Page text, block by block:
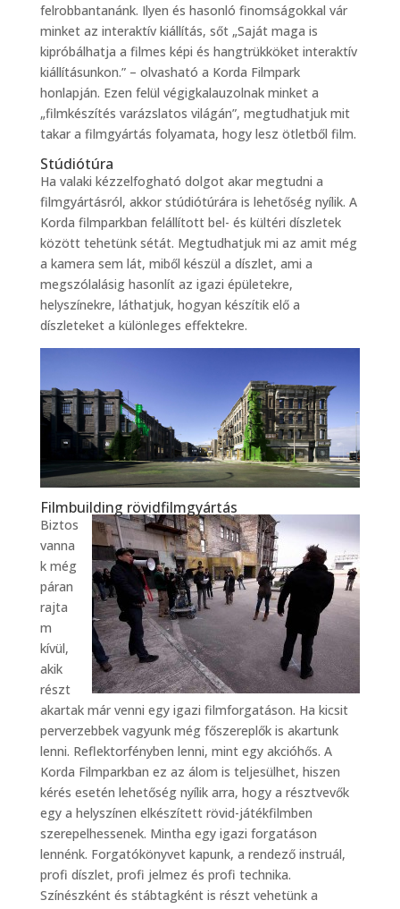
felrobbantanánk. Ilyen és hasonló finomságokkal vár
minket az interaktív kiállítás, sőt „Saját maga is
kipróbálhatja a filmes képi és hangtrükköket interaktív
kiállításunkon.” – olvasható a Korda Filmpark
honlapján. Ezen felül végigkalauzolnak minket a
„filmkészítés varázslatos világán”, megtudhatjuk mit
takar a filmgyártás folyamata, hogy lesz ötletből film.
Stúdiótúra
Ha valaki kézzelfogható dolgot akar megtudni a
filmgyártásról, akkor stúdiótúrára is lehetőség nyílik. A
Korda filmparkban felállított bel- és kültéri díszletek
között tehetünk sétát. Megtudhatjuk mi az amit még
a kamera sem lát, miből készül a díszlet, ami a
megszólalásig hasonlít az igazi épületekre,
helyszínekre, láthatjuk, hogyan készítik elő a
díszleteket a különleges effektekre.
Filmbuilding rövidfilmgyártás
Biztos
vanna
k még
páran
rajta
m
kívül,
akik
részt
akartak már venni egy igazi filmforgatáson. Ha kicsit
perverzebbek vagyunk még főszereplők is akartunk
lenni. Reflektorfényben lenni, mint egy akcióhős. A
Korda Filmparkban ez az álom is teljesülhet, hiszen
kérés esetén lehetőség nyílik arra, hogy a résztvevők
egy a helyszínen elkészített rövid-játékfilmben
szerepelhessenek. Mintha egy igazi forgatáson
lennénk. Forgatókönyvet kapunk, a rendező instruál,
profi díszlet, profi jelmez és profi technika.
Színészként és stábtagként is részt vehetünk a